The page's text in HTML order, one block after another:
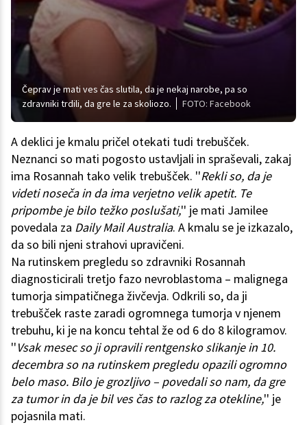
Čeprav je mati ves čas slutila, da je nekaj narobe, pa so
zdravniki trdili, da gre le za skoliozo.
FOTO: Facebook
A deklici je kmalu pričel otekati tudi trebušček.
Neznanci so mati pogosto ustavljali in spraševali, zakaj
ima Rosannah tako velik trebušček. ''Rekli so, da je
videti noseča in da ima verjetno velik apetit. Te
pripombe je bilo težko poslušati,'' je mati Jamilee
povedala za Daily Mail Australia. A kmalu se je izkazalo,
da so bili njeni strahovi upravičeni.
Na rutinskem pregledu so zdravniki Rosannah
diagnosticirali tretjo fazo nevroblastoma – malignega
tumorja simpatičnega živčevja. Odkrili so, da ji
trebušček raste zaradi ogromnega tumorja v njenem
trebuhu, ki je na koncu tehtal že od 6 do 8 kilogramov.
''Vsak mesec so ji opravili rentgensko slikanje in 10.
decembra so na rutinskem pregledu opazili ogromno
belo maso. Bilo je grozljivo – povedali so nam, da gre
za tumor in da je bil ves čas to razlog za otekline,'' je
pojasnila mati.